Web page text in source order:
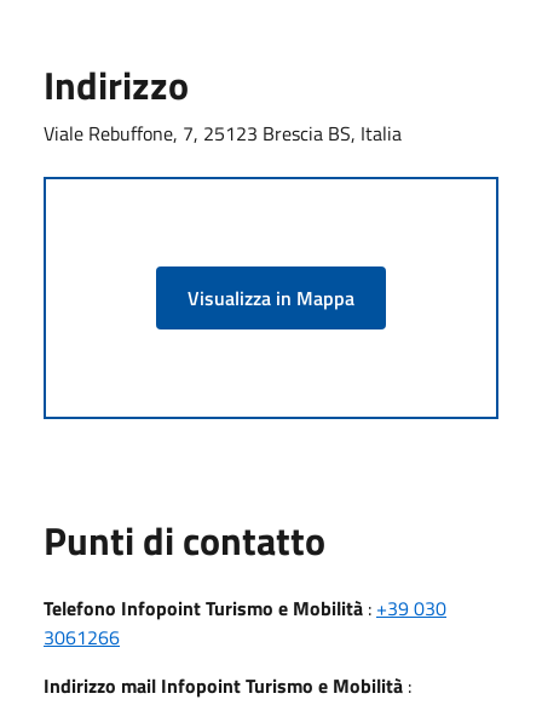
Indirizzo
Viale Rebuffone, 7, 25123 Brescia BS, Italia
Visualizza in Mappa
Punti di contatto
Telefono Infopoint Turismo e Mobilità : +39 030
3061266
Indirizzo mail Infopoint Turismo e Mobilità :